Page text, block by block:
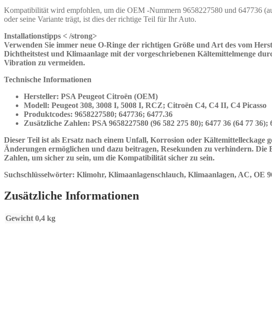
Kompatibilität wird empfohlen, um die OEM -Nummern 9658227580 und 647736
oder seine Variante trägt, ist dies der richtige Teil für Ihr Auto.
Installationstipps < /strong>
Verwenden Sie immer neue O-Ringe der richtigen Größe und Art des vom
Dichtheitstest und Klimaanlage mit der vorgeschriebenen Kältemittelmenge
Vibration zu vermeiden.
Technische Informationen
Hersteller: PSA Peugeot Citroën (OEM)
Modell: Peugeot 308, 3008 I, 5008 I, RCZ; Citroën C4, C4 II, C4 Picasso
Produktcodes: 9658227580; 647736; 6477.36
Zusätzliche Zahlen: PSA 9658227580 (96 582 275 80); 6477 36 (64 77 36);
Dieser Teil ist als Ersatz nach einem Unfall, Korrosion oder
Änderungen ermöglichen und dazu beitragen, Resekunden zu verhindern.
Zahlen, um sicher zu sein, um die Kompatibilität sicher zu sein.
Suchschlüsselwörter: Klimohr, Klimaanlagenschlauch, Klimaanlagen, AC, OE
Zusätzliche Informationen
Gewicht 0,4 kg